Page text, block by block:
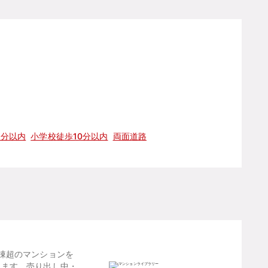
以内 小学校徒歩10分以内 両面道路
超のマンションを
す。売り出し中・